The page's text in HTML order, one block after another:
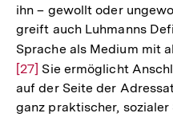
ihn – gewollt oder
greift auch Luhmanns
Sprache als Medium mit
[27] Sie ermöglicht
auf der Seite der
ganz praktischer,